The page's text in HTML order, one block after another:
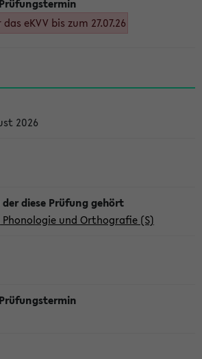
eKVV bis zum 27.07.26
2026
Phonologie und Orthografie (S)